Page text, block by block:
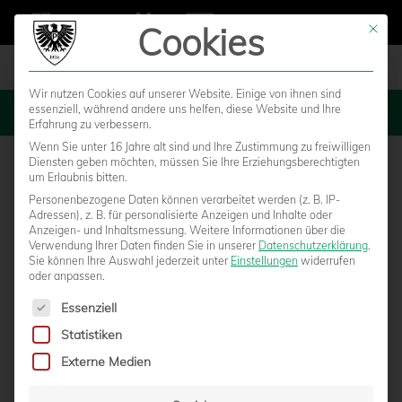
MENU
SPONSOREN DUELLIEREN SICH BEIM
Mit
Cookies
Wir nutzen Cookies auf unserer Website. Einige von ihnen sind
essenziell, während andere uns helfen, diese Website und Ihre
Erfahrung zu verbessern.
Wenn Sie unter 16 Jahre alt sind und Ihre Zustimmung zu freiwilligen
Diensten geben möchten, müssen Sie Ihre Erziehungsberechtigten
um Erlaubnis bitten.
Personenbezogene Daten können verarbeitet werden (z. B. IP-
Adressen), z. B. für personalisierte Anzeigen und Inhalte oder
Anzeigen- und Inhaltsmessung. Weitere Informationen über die
Verwendung Ihrer Daten finden Sie in unserer Datenschutzerklärung.
Sie können Ihre Auswahl jederzeit unter Einstellungen widerrufen
oder anpassen.
Es folgt eine Liste der Service-Gruppen, für die eine
Essenziell
Statistiken
Externe Medien